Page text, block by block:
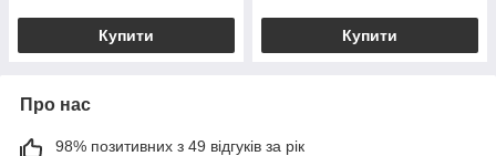
Купити Купити
Про нас
98% позитивних з 49 відгуків за рік